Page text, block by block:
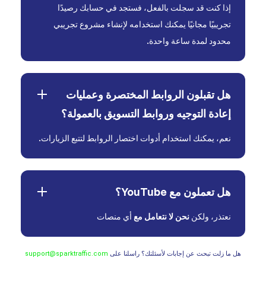
إذا كنت قد سجلت بالفعل، فستجد في حسابك رصيدًا
تجريبيًا مجانيًا يمكنك استخدامه لإنشاء مشروع تجريبي
محدود لمدة ساعة واحدة.
هل تقبلون الروابط المختصرة وعمليات
إعادة التوجيه وروابط التسويق بالعمولة؟
نعم، يمكنك استخدام أدوات اختصار الروابط لتتبع الزيارات.
هل تعملون مع YouTube؟
نعتذر، ولكن نحن لا نتعامل مع أي منصات
هل ما زلت تبحث عن إجابات لأسئلتك؟ راسلنا على support@sparktraffic.com